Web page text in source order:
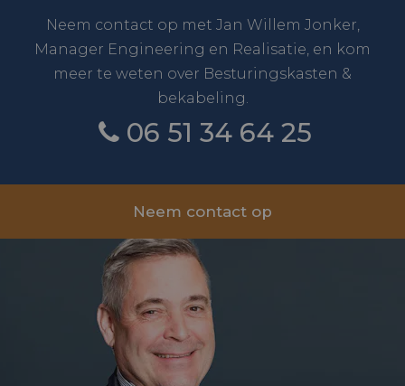
Neem contact op met Jan Willem Jonker,
Manager Engineering en Realisatie, en kom
meer te weten over Besturingskasten &
bekabeling.
06 51 34 64 25
Neem contact op